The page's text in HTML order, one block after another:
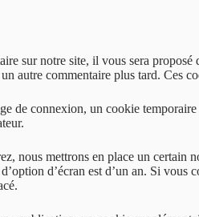
sur notre site, il vous sera
autre commentaire plus tard. Ces
de connexion, un cookie
nous mettrons en place un certain
d’écran est d’un an. Si